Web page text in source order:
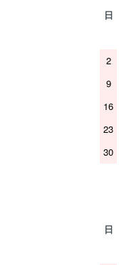
日
2
9
16
23
30
日